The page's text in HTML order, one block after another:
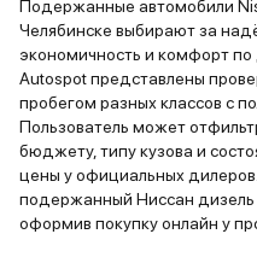
Подержанные автомобили
Челябинске выбирают за
экономичность и комфорт
Autospot представлены
пробегом разных классов с
Пользователь может
бюджету, типу кузова и
цены у официальных
подержанный Ниссан дизель
оформив покупку онлайн у